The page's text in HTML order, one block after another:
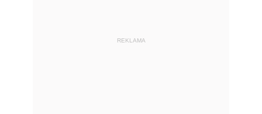
REKLAMA